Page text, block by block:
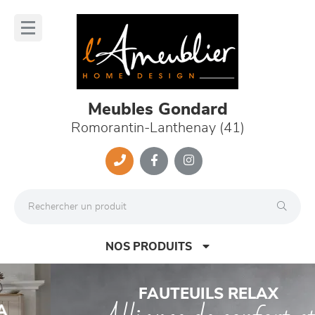
Meubles Gondard
Romorantin-Lanthenay (41)
NOS PRODUITS
FAUTEUILS RELAX
Previous